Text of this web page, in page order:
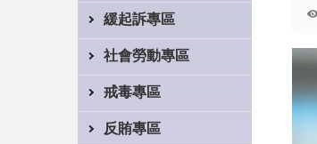
緩起訴專區
社會勞動專區
戒毒專區
反賄專區